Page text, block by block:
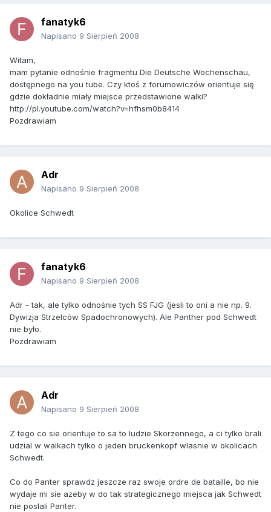
fanatyk6
Napisano 9 Sierpień 2008
Witam,
mam pytanie odnośnie fragmentu Die Deutsche Wochenschau,
dostępnego na you tube. Czy ktoś z forumowiczów orientuje się
gdzie dokładnie miały miejsce przedstawione walki?
http://pl.youtube.com/watch?v=hfhsm0b8414
Pozdrawiam
Adr
Napisano 9 Sierpień 2008
Okolice Schwedt
fanatyk6
Napisano 9 Sierpień 2008
Adr - tak, ale tylko odnośnie tych SS FJG (jesli to oni a nie np. 9.
Dywizja Strzelców Spadochronowych). Ale Panther pod Schwedt
nie było.
Pozdrawiam
Adr
Napisano 9 Sierpień 2008
Z tego co sie orientuje to sa to ludzie Skorzennego, a ci tylko brali
udzial w walkach tylko o jeden bruckenkopf wlasnie w okolicach
Schwedt.
Co do Panter sprawdz jeszcze raz swoje ordre de bataille, bo nie
wydaje mi sie azeby w do tak strategicznego miejsca jak Schwedt
nie poslali Panter.